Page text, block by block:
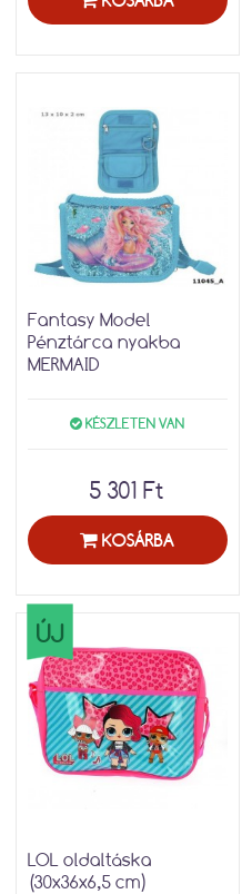
Fantasy Model
Pénztárca nyakba
MERMAID
KÉSZLETEN VAN
5 301 Ft
KOSÁRBA
ÚJ
LOL oldaltáska
(30x36x6,5 cm)